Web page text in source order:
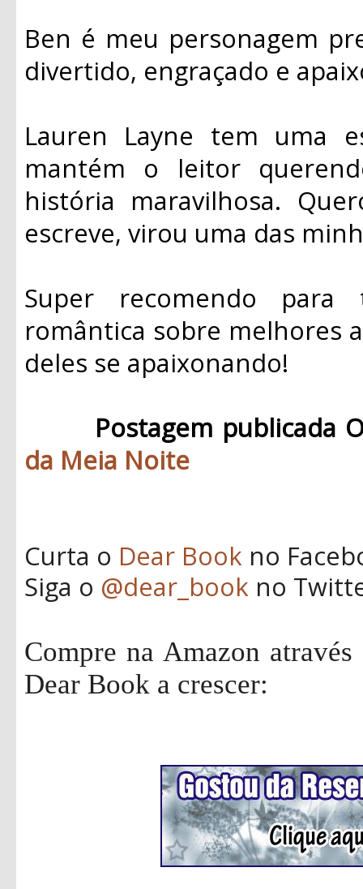
Ben é meu personagem
divertido, engraçado e
Lauren Layne tem uma
mantém o leitor
história maravilhosa.
escreve, virou uma das
Super recomendo para
romântica sobre melhores
deles se apaixonando!
Postagem publicada
da Meia Noite
Curta o Dear Book no
Siga o @dear_book no
Compre na Amazon
Dear Book a crescer: